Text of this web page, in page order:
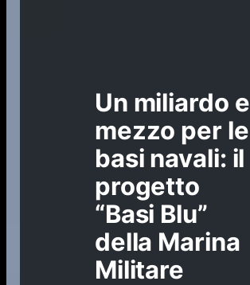
Un miliardo e
mezzo per le
basi navali: il
progetto
“Basi Blu”
della Marina
Militare